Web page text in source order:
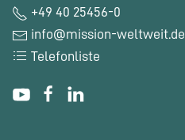
+49 40 25456-0
info@mission-weltweit.de
Telefonliste